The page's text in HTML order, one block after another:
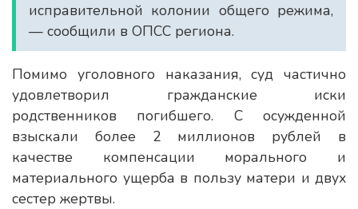
исправительной колонии общего режима,
— сообщили в ОПСС региона.
Помимо уголовного наказания, суд частично
удовлетворил гражданские иски
родственников погибшего. С осужденной
взыскали более 2 миллионов рублей в
качестве компенсации морального и
материального ущерба в пользу матери и двух
сестер жертвы.